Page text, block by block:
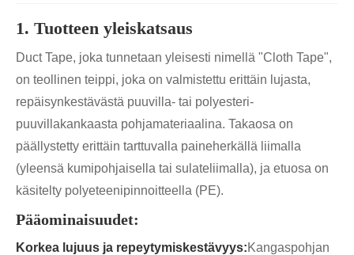
1. Tuotteen yleiskatsaus
Duct Tape, joka tunnetaan yleisesti nimellä "Cloth Tape",
on teollinen teippi, joka on valmistettu erittäin lujasta,
repäisynkestävästä puuvilla- tai polyesteri-
puuvillakankaasta pohjamateriaalina. Takaosa on
päällystetty erittäin tarttuvalla paineherkällä liimalla
(yleensä kumipohjaisella tai sulateliimalla), ja etuosa on
käsitelty polyeteenipinnoitteella (PE).
Pääominaisuudet:
Korkea lujuus ja repeytymiskestävyys:Kangaspohjan